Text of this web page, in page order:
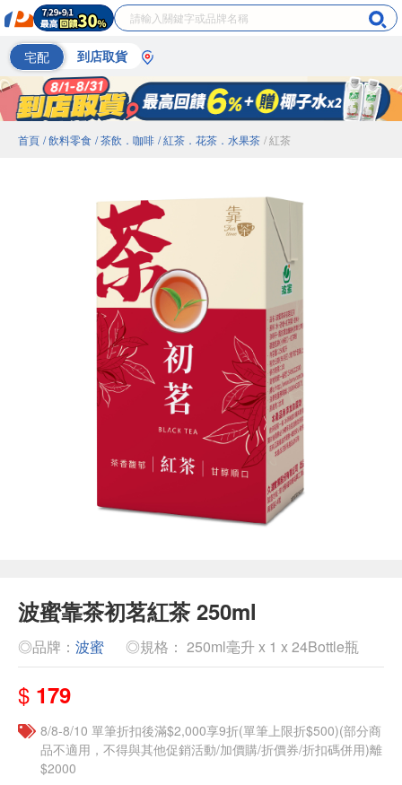
宅配 到店取貨
首頁 / 飲料零食 / 茶飲．咖啡 / 紅茶．花茶．水果茶 / 紅茶
波蜜靠茶初茗紅茶 250ml
◎品牌： 波蜜 ◎規格： 250ml毫升 x 1 x 24Bottle瓶
$ 179
8/8-8/10 單筆折扣後滿$2,000享9折(單筆上限折$500)(部分商
品不適用，不得與其他促銷活動/加價購/折價券/折扣碼併用)離
$2000